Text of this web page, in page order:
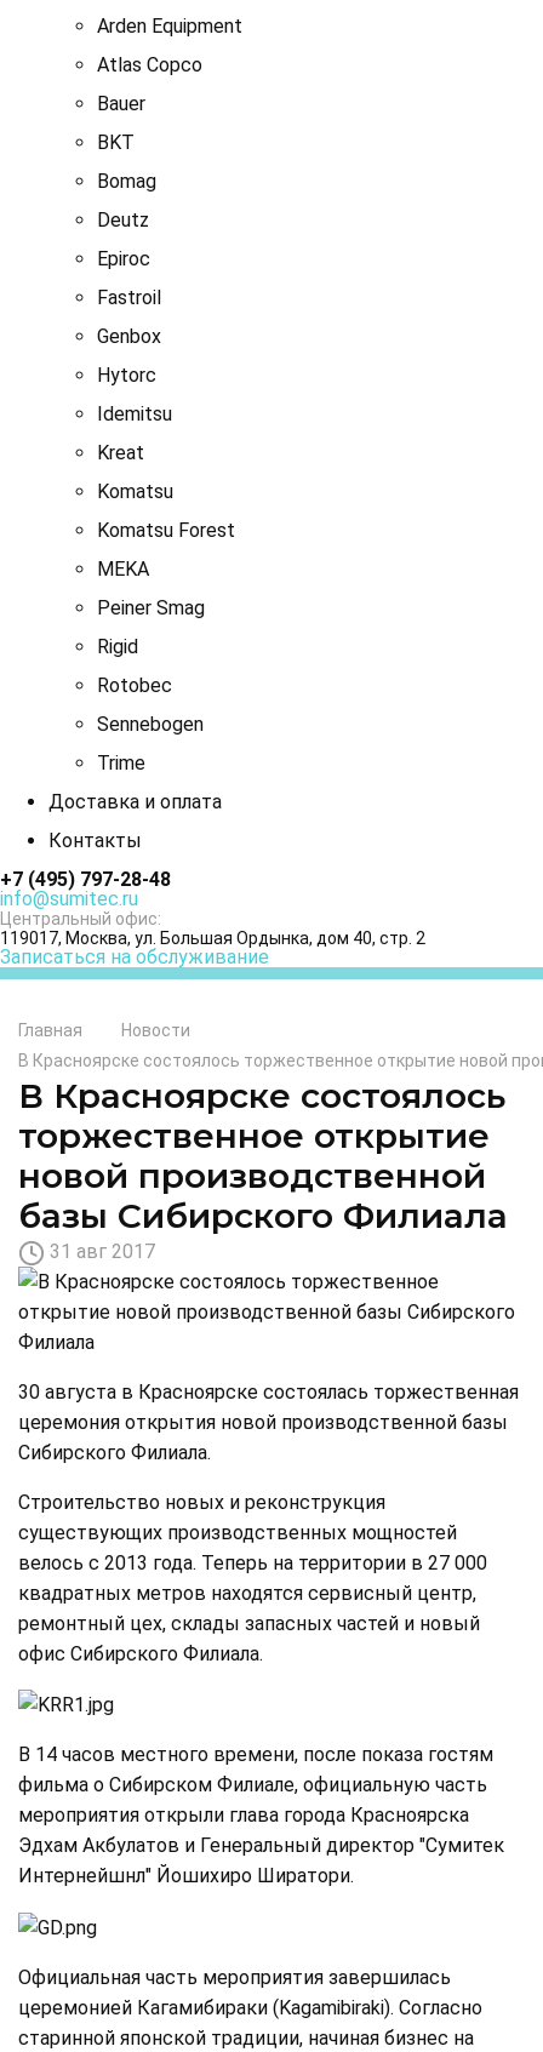
Arden Equipment
Atlas Сopco
Bauer
BKT
Bomag
Deutz
Epiroc
Fastroil
Genbox
Hytorc
Idemitsu
Kreat
Komatsu
Komatsu Forest
MEKA
Peiner Smag
Rigid
Rotobec
Sennebogen
Trime
Доставка и оплата
Контакты
+7 (495) 797-28-48
info@sumitec.ru
Центральный офис:
119017, Москва, ул. Большая Ордынка, дом 40, стр. 2
Записаться на обслуживание
Главная
Новости
В Красноярске состоялось торжественное открытие новой
В Красноярске состоялось
торжественное открытие
новой производственной
базы Сибирского Филиала
31 авг 2017
30 августа в Красноярске состоялась торжественная
церемония открытия новой производственной базы
Сибирского Филиала.
Строительство новых и реконструкция
существующих производственных мощностей
велось с 2013 года. Теперь на территории в 27 000
квадратных метров находятся сервисный центр,
ремонтный цех, склады запасных частей и новый
офис Сибирского Филиала.
В 14 часов местного времени, после показа гостям
фильма о Сибирском Филиале, официальную часть
мероприятия открыли глава города Красноярска
Эдхам Акбулатов и Генеральный директор "Сумитек
Интернейшнл" Йошихиро Ширатори.
Официальная часть мероприятия завершилась
церемонией Кагамибираки (Kagamibiraki). Согласно
старинной японской традиции, начиная бизнес на